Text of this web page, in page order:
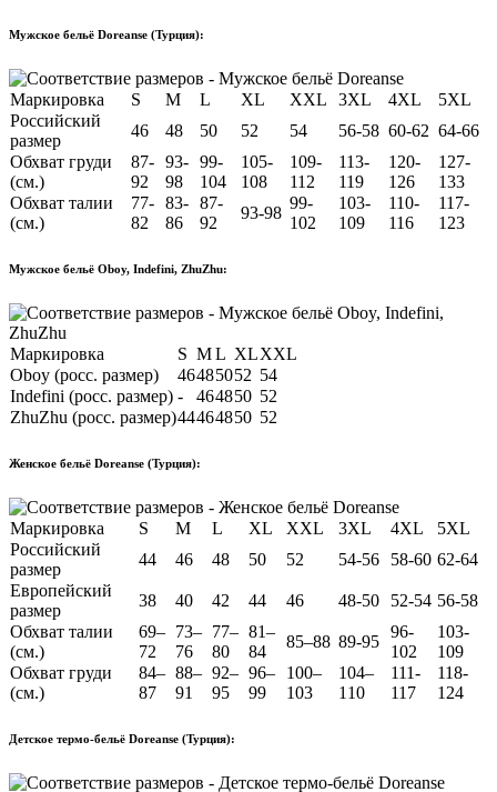
Мужское бельё Doreanse (Турция):
Маркировка S M L XL XXL 3XL 4XL
5XL
Российский
размер
46 48 50 52 54 56-58 60-62 64-66
Обхват груди
(см.)
87-
92
93-
98
99-
104
105-
108
109-
112
113-
119
120-
126
127-
133
Обхват талии
(см.)
77-
82
83-
86
87-
92
93-98
99-
102
103-
109
110-
116
117-
123
Мужское бельё Oboy, Indefini, ZhuZhu:
Маркировка S ML XLXXL
Oboy (росс. размер)
46485052 54
Indefini (росс. размер) - 464850 52
ZhuZhu (росс. размер)44464850 52
Женское бельё Doreanse (Турция):
Маркировка S M L XL XXL 3XL 4XL
5XL
Российский
размер
44 46 48 50 52 54-56 58-60 62-64
Европейский
размер
38 40 42 44 46 48-50 52-54 56-58
Обхват талии
(см.)
69–
72
73–
76
77–
80
81–
84
85–88 89-95
96-
102
103-
109
Обхват груди
(см.)
84–
87
88–
91
92–
95
96–
99
100–
103
104–
110
111-
117
118-
124
Детское термо-бельё Doreanse (Турция):